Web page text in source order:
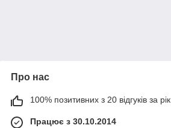
Про нас
100% позитивних з 20 відгуків за рік
Працює з 30.10.2014